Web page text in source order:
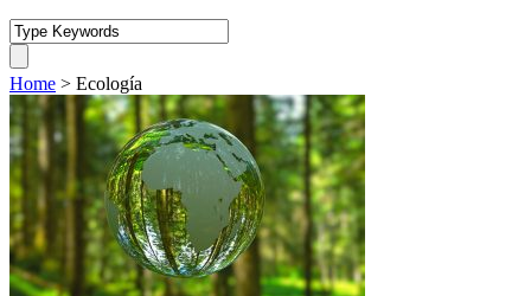
Home > Ecología